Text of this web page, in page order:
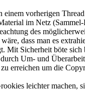
einem vorherigen
im Netz
des
dass man es
Mit Sicherheit böte sich
Um- und
erreichen um die
leichter machen,